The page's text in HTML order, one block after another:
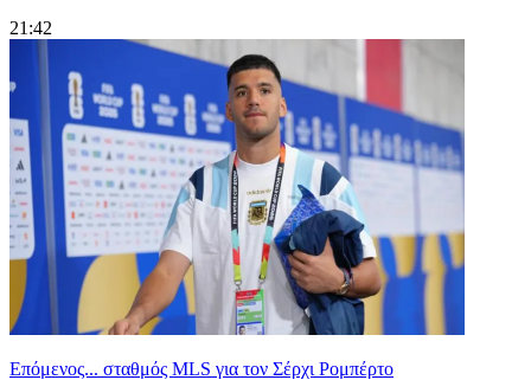
21:42
Επόμενος... σταθμός MLS για τον Σέρχι Ρομπέρτο